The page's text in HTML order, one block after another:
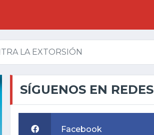
LA EXTORSIÓN
SÍGUENOS EN REDES
Facebook